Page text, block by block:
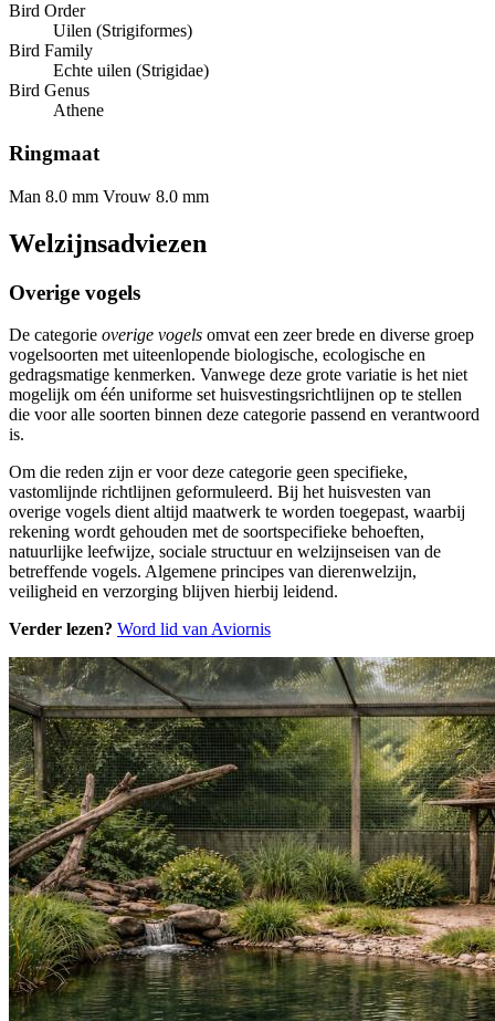
Bird Order
Uilen (Strigiformes)
Bird Family
Echte uilen (Strigidae)
Bird Genus
Athene
Ringmaat
Man 8.0 mm Vrouw 8.0 mm
Welzijnsadviezen
Overige vogels
De categorie overige vogels omvat een zeer brede en diverse groep
vogelsoorten met uiteenlopende biologische, ecologische en
gedragsmatige kenmerken. Vanwege deze grote variatie is het niet
mogelijk om één uniforme set huisvestingsrichtlijnen op te stellen
die voor alle soorten binnen deze categorie passend en verantwoord
is.
Om die reden zijn er voor deze categorie geen specifieke,
vastomlijnde richtlijnen geformuleerd. Bij het huisvesten van
overige vogels dient altijd maatwerk te worden toegepast, waarbij
rekening wordt gehouden met de soortspecifieke behoeften,
natuurlijke leefwijze, sociale structuur en welzijnseisen van de
betreffende vogels. Algemene principes van dierenwelzijn,
veiligheid en verzorging blijven hierbij leidend.
Verder lezen? Word lid van Aviornis